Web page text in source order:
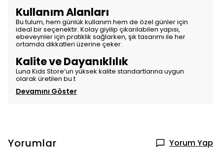
Kullanım Alanları
Bu tulum, hem günlük kullanım hem de özel günler için
ideal bir seçenektir. Kolay giyilip çıkarılabilen yapısı,
ebeveynler için pratiklik sağlarken, şık tasarımı ile her
ortamda dikkatleri üzerine çeker.
Kalite ve Dayanıklılık
Luna Kids Store’un yüksek kalite standartlarına uygun
olarak üretilen bu t
Devamını Göster
Yorumlar Yorum Yap